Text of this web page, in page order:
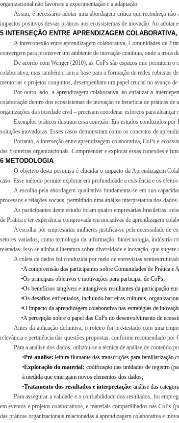
organizacional não favorece a experimentação e a adaptação.
Assim, é necessário adotar uma abordagem crítica que reconheça
impactos positivos dessas práticas nos ecossistemas de inovação. Ao
5 INTERSEÇÃO ENTRE APRENDIZAGEM
A interconexão entre aprendizagem colaborativa, Comunidades de
convergem para promover um ambiente de inovação contínua, onde a troca
De acordo com Wenger (2010), as CoPs são espaços que permitem
colaborativa, mas também criam a base para a formação de redes robustas
mentorias e projetos conjuntos, desempenham um papel crucial no avanço
Por outro lado, a aprendizagem colaborativa, ao enfatizar a
colaboração dentro dos ecossistemas de inovação se beneficia de práticas
organizações da sociedade civil – precisam coordenar esforços para alcançar
Exemplos práticos ilustram essa conexão. Em estudos conduzidos
soluções inovadoras. Esses casos demonstram como os conceitos de
Portanto, a interseção entre aprendizagem colaborativa, CoPs e
das fronteiras organizacionais. Compreender e explorar essas conexões é
6 METODOLOGIA
O objetivo desta pesquisa é elucidar o impacto da Aprendizagem
caso. Esse método permite explorar em profundidade a existência e os
A escolha pela abordagem qualitativa fundamenta-se em sua
processos e relações sociais, permitindo uma análise interpretativa dos
As participantes deste estudo foram quatro empresárias brasileiras,
de Prática e ter experiência comprovada em iniciativas de aprendizagem
A escolha por empresárias mulheres justifica-se pela necessidade de
setores variados, como tecnologia da informação, biotecnologia, indústria
relatadas. Isso se alinha à literatura sobre diversidade e inovação, que
A coleta de dados foi conduzida por meio de entrevistas
•A compreensão das participantes sobre Comunidades de Prática e
•Os principais objetivos e motivações para participar de CoPs;
•Os benefícios tangíveis e intangíveis resultantes da participação
•Os desafios enfrentados, incluindo barreiras culturais,
•O impacto da aprendizagem colaborativa nas estratégias de
•A percepção sobre o papel das CoPs no desenvolvimento de
Antes da aplicação definitiva, o roteiro foi pré-testado com uma
relevância e pertinência das questões propostas, conforme recomendado por
Para a análise dos dados, utilizou-se a técnica de análise de conteúdo
•Pré-análise: leitura flutuante das transcrições para familiarização
•Exploração do material: codificação das unidades de registro
à medida que emergiam novos elementos dos dados;
•Tratamento dos resultados e interpretação: análise das
Para assegurar a validade e a confiabilidade dos resultados, foi
em eventos e projetos colaborativos, e materiais compartilhados nas CoPs
das práticas organizacionais relacionadas à aprendizagem colaborativa e